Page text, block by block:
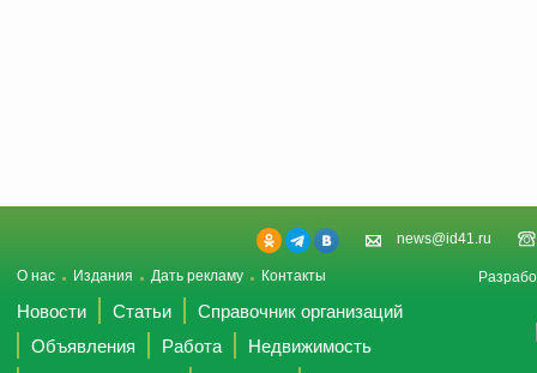
news@id41.ru
О нас Издания Дать рекламу Контакты
Новости Статьи
Справочник организаций
Объявления
Работа
Недвижимость